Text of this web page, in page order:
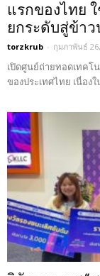
แรกของไทย
ยกระดับสู่ข้า
torzkrub - กุมภาพันธ์
เปิดศูนย์ถ่ายทอดเทคโน
ของประเทศไทย เนื่อง